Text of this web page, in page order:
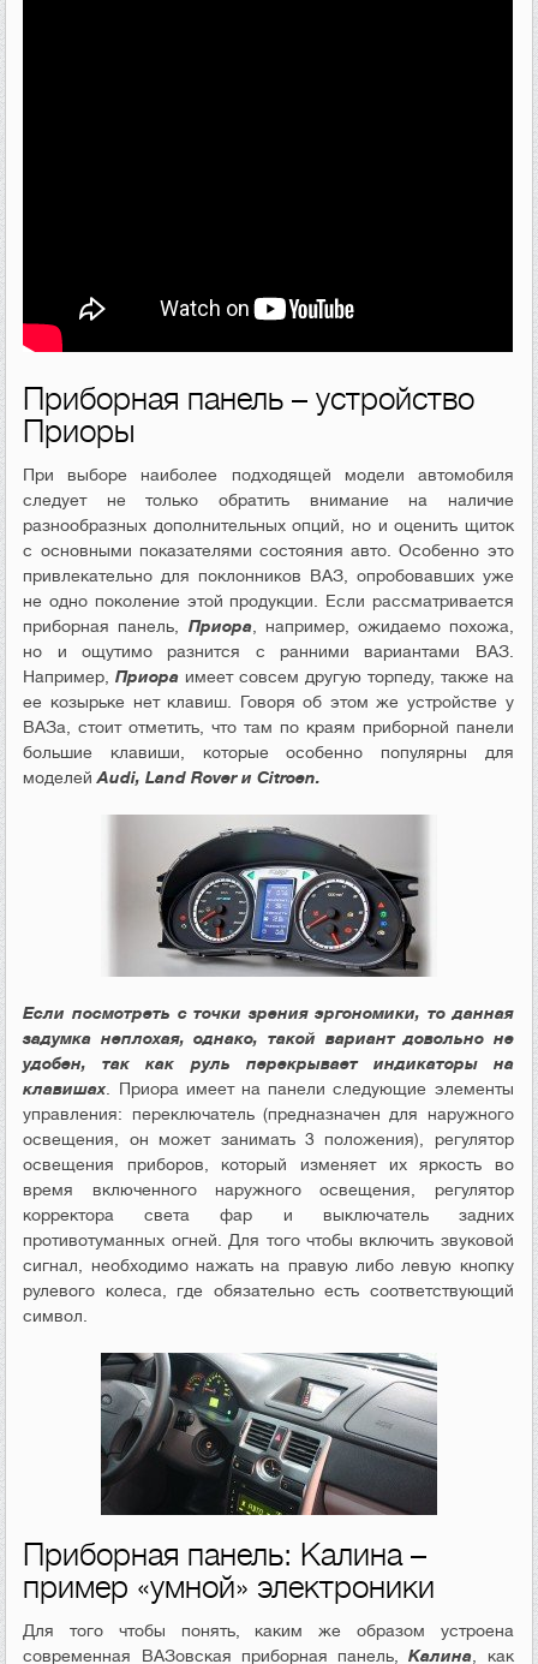
Приборная панель – устройство
Приоры
При выборе наиболее подходящей модели автомобиля
следует не только обратить внимание на наличие
разнообразных дополнительных опций, но и оценить щиток
с основными показателями состояния авто. Особенно это
привлекательно для поклонников ВАЗ, опробовавших уже
не одно поколение этой продукции. Если рассматривается
приборная панель, Приора, например, ожидаемо похожа,
но и ощутимо разнится с ранними вариантами ВАЗ.
Например,Приора имеет совсем другую торпеду, также на
ее козырьке нет клавиш. Говоря об этом же устройстве у
ВАЗа, стоит отметить, что там по краям приборной панели
большие клавиши, которые особенно популярны для
моделейAudi, Land Rover и Citroen.
Если посмотреть с точки зрения эргономики, то данная
задумка неплохая, однако, такой вариант довольно не
удобен, так как руль перекрывает индикаторы на
клавишах . Приора имеет на панели следующие элементы
управления: переключатель (предназначен для наружного
освещения, он может занимать 3 положения), регулятор
освещения приборов, который изменяет их яркость во
время включенного наружного освещения, регулятор
корректора света фар и выключатель задних
противотуманных огней. Для того чтобы включить звуковой
сигнал, необходимо нажать на правую либо левую кнопку
рулевого колеса, где обязательно есть соответствующий
символ.
Приборная панель: Калина –
пример «умной» электроники
Для того чтобы понять, каким же образом устроена
современная ВАЗовская приборная панель,Калина , как